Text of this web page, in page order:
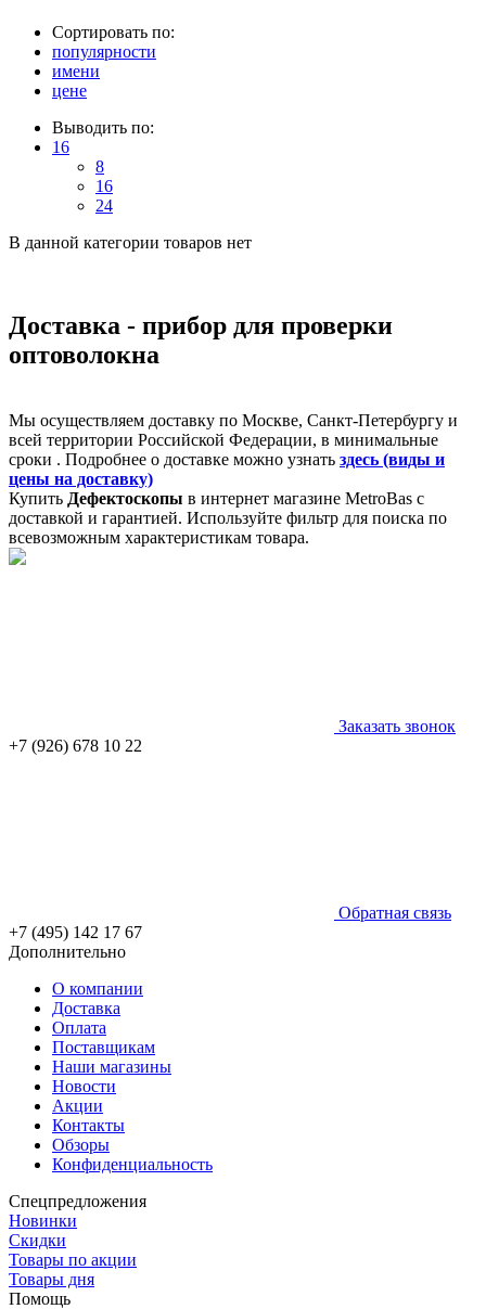
Сортировать по:
популярности
имени
цене
Выводить по:
16
8
16
24
В данной категории товаров нет
Доставка - прибор для проверки
оптоволокна
Мы осуществляем доставку по Москве, Санкт-Петербургу и
всей территории Российской Федерации, в минимальные
сроки . Подробнее о доставке можно узнать здесь (виды и
цены на доставку)
Купить Дефектоскопы в интернет магазине MetroBas с
доставкой и гарантией. Используйте фильтр для поиска по
всевозможным характеристикам товара.
Заказать звонок
+7 (926) 678 10 22
Обратная связь
+7 (495) 142 17 67
Дополнительно
О компании
Доставка
Оплата
Поставщикам
Наши магазины
Новости
Акции
Контакты
Обзоры
Конфиденциальность
Спецпредложения
Новинки
Скидки
Товары по акции
Товары дня
Помощь